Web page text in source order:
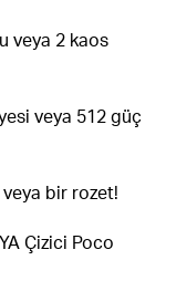
veya 2 kaos
veya 512 güç
veya bir rozet!
Çizici Poco